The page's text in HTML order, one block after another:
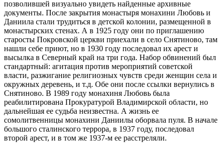
позволившей визуально увидеть найденные архивные
документы. После закрытия монастыря монахини Любовь и
Даниила стали трудиться в детской колонии, размещенной в
монастырских стенах. А в 1925 году они по приглашению
старосты Покровской церкви приехали в село Снятиново, там
нашли себе приют, но в 1930 году последовал их арест и
высылка в Северный край на три года. Набор обвинений был
стандартный: агитация против мероприятий советской
власти, разжигание религиозных чувств среди женщин села и
окружных деревень, и т.д. Обе они после ссылки вернулись в
Снятиново. В 1989 году монахиня Любовь была
реабилитирована Прокуратурой Владимирской области, но
дальнейшая ее судьба неизвестна. А жизнь ее
сомолитвенницы монахини Даниилы оборвала пуля. В начале
большого сталинского террора, в 1937 году, последовал
второй арест, и в том же 1937-м ее расстреляли.